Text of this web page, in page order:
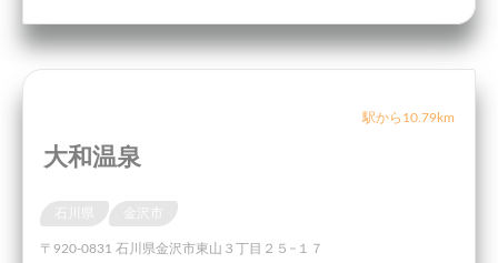
駅から10.79km
大和温泉
石川県
〒920-0831 石川県金沢市東山３丁目２５−１７